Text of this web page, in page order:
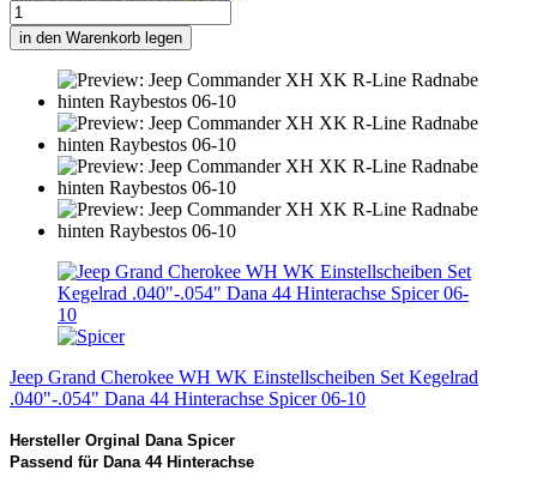
in den Warenkorb legen
Jeep Grand Cherokee WH WK Einstellscheiben Set Kegelrad
.040"-.054" Dana 44 Hinterachse Spicer 06-10
Hersteller Orginal Dana Spicer
Passend für Dana 44 Hinterachse